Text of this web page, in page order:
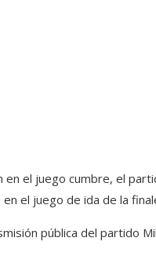
en el juego cumbre, el
el juego de ida de la
pública del partido